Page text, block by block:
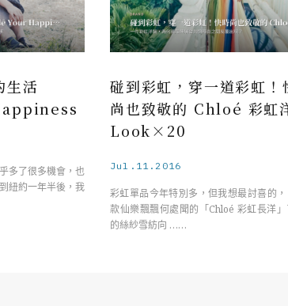
生活
多了很多機會，也
紐約一年半後，我
碰到彩虹，穿一道彩虹！
尚也致敬的 Chloé 彩虹
Look×20
Jul.11.2016
彩虹單品今年特別多，但我想最討喜的
款仙樂飄飄何處聞的「Chloé 彩虹長洋
的絲紗雪紡向 ……